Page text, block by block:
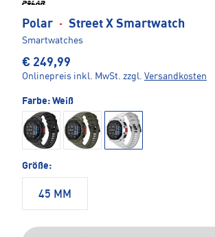
Polar · Street X Smartwatch
Smartwatches
€ 249,99
Onlinepreis inkl. MwSt. zzgl. Versandkosten
Farbe: Weiß
Größe:
45 MM